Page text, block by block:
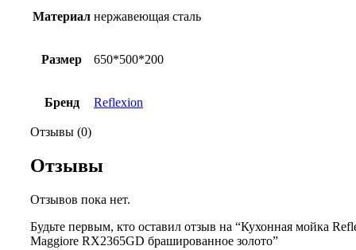
Материал нержавеющая сталь
Размер 650*500*200
Бренд Reflexion
Отзывы (0)
Отзывы
Отзывов пока нет.
Будьте первым, кто оставил отзыв на “Кухонная мойка
Maggiore RX2365GD брашированное золото”